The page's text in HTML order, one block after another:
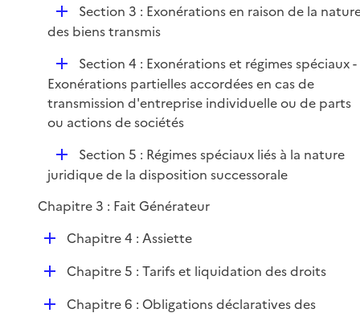
D
é
i
e
r
Section 3 : Exonérations en raison de la
des biens transmis
D
é
p
l
r
Section 4 : Exonérations et régimes spéciaux -
Exonérations partielles accordées en cas de
transmission d'entreprise individuelle ou de parts
ou actions de sociétés
D
é
l
i
r
Section 5 : Régimes spéciaux liés à la nature
juridique de la disposition successorale
Chapitre 3 : Fait Générateur
DChapitre 4 : Assiette
DChapitre 5 : Tarifs et liquidation des droits
DChapitre 6 : Obligations déclaratives des